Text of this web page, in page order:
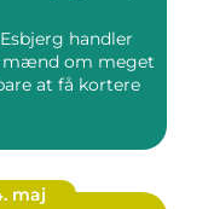
handler
mænd om meget
at få kortere
maj